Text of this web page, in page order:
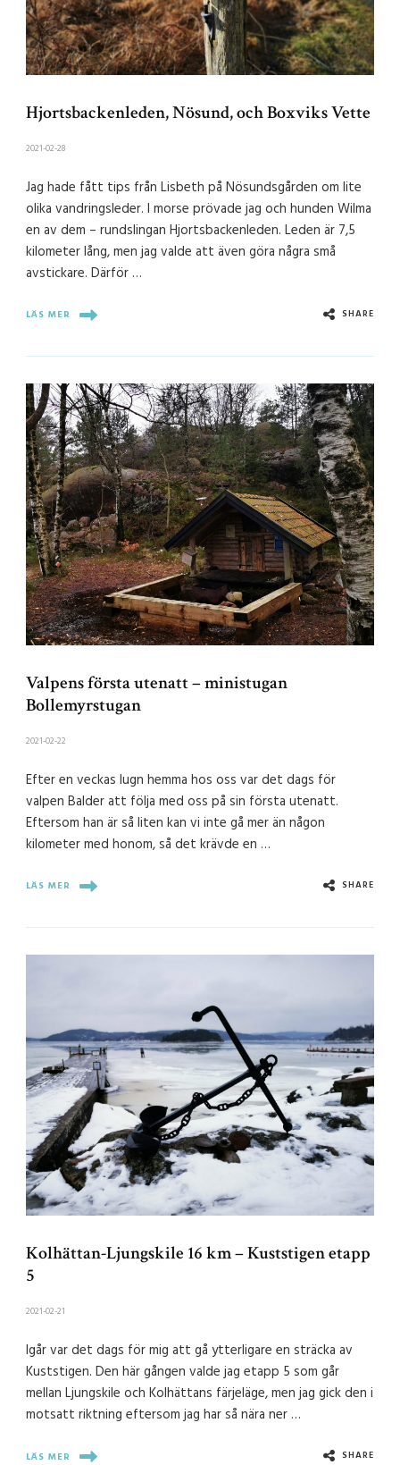
Hjortsbackenleden, Nösund, och Boxviks Vette
2021-02-28
Jag hade fått tips från Lisbeth på Nösundsgården om lite
olika vandringsleder. I morse prövade jag och hunden Wilma
en av dem – rundslingan Hjortsbackenleden. Leden är 7,5
kilometer lång, men jag valde att även göra några små
avstickare. Därför …
LÄS MER SHARE
Valpens första utenatt – ministugan
Bollemyrstugan
2021-02-22
Efter en veckas lugn hemma hos oss var det dags för
valpen Balder att följa med oss på sin första utenatt.
Eftersom han är så liten kan vi inte gå mer än någon
kilometer med honom, så det krävde en …
LÄS MER SHARE
Kolhättan-Ljungskile 16 km – Kuststigen etapp
5
2021-02-21
Igår var det dags för mig att gå ytterligare en sträcka av
Kuststigen. Den här gången valde jag etapp 5 som går
mellan Ljungskile och Kolhättans färjeläge, men jag gick den i
motsatt riktning eftersom jag har så nära ner …
LÄS MER SHARE